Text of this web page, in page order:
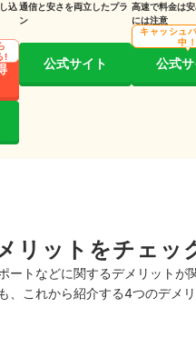
込
!
通信と安さを両立したプラ
ン
公式サイト
高速で料金は
には注意
公式サ
キャッシュ
中！
リットをチェッ
トなどに関するデメリットが
、これから紹介する4つのデメ